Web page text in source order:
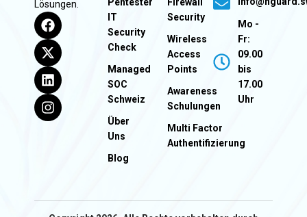
Lösungen.
IT
Security
Check
Managed
SOC
Schweiz
Über
Uns
Blog
Security
Wireless
Access
Points
Awareness
Schulungen
Multi Factor
Authentifizierung
Mo -
Fr:
09.00
bis
17.00
Uhr